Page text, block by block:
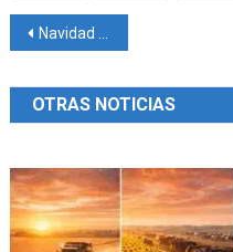
Navegación
de
entradas
Navidad en el Vaticano: León XIV, la herencia de Francisco y una Iglesia en disputa
OTRAS NOTICIAS